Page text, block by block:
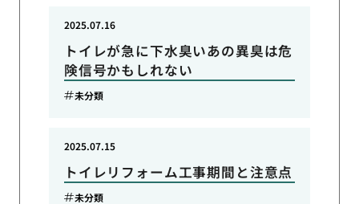
トイレが急に下水臭いあの異臭は危
険信号かもしれない
2025.07.16
未分類
トイレリフォーム工事期間と注意点
2025.07.15
未分類